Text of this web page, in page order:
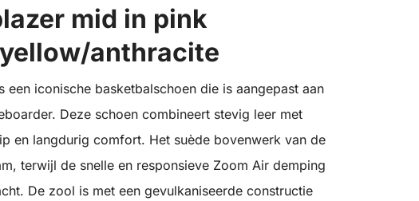
mid in pink
anthracite
een iconische basketbalschoen die is aangepast aan
Deze schoen combineert stevig leer met
en langdurig comfort. Het suède bovenwerk van de
terwijl de snelle en responsieve Zoom Air demping
De zool is met een gevulkaniseerde constructie